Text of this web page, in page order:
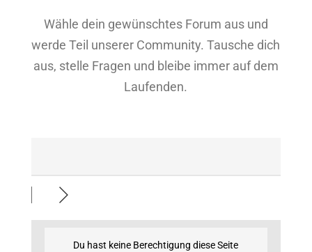
Wähle dein gewünschtes Forum aus und
werde Teil unserer Community. Tausche dich
aus, stelle Fragen und bleibe immer auf dem
Laufenden.
Du hast keine Berechtigung diese Seite